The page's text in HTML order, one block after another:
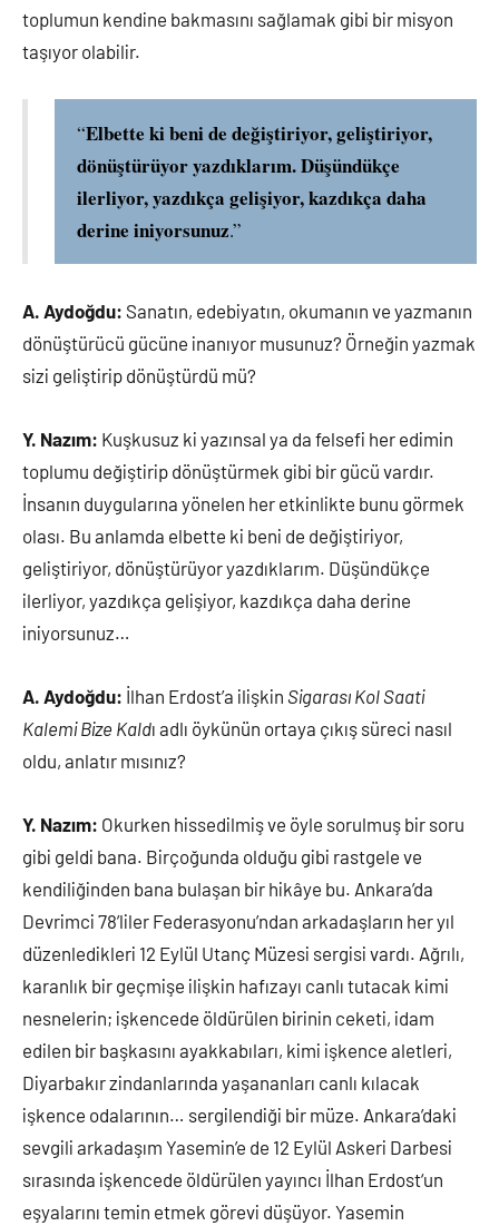
toplumun kendine bakmasını sağlamak gibi bir misyon
taşıyor olabilir.
“Elbette ki beni de değiştiriyor, geliştiriyor,
dönüştürüyor yazdıklarım. Düşündükçe
ilerliyor, yazdıkça gelişiyor, kazdıkça daha
derine iniyorsunuz.”
A. Aydoğdu: Sanatın, edebiyatın, okumanın ve yazmanın
dönüştürücü gücüne inanıyor musunuz? Örneğin yazmak
sizi geliştirip dönüştürdü mü?
Y. Nazım: Kuşkusuz ki yazınsal ya da felsefi her edimin
toplumu değiştirip dönüştürmek gibi bir gücü vardır.
İnsanın duygularına yönelen her etkinlikte bunu görmek
olası. Bu anlamda elbette ki beni de değiştiriyor,
geliştiriyor, dönüştürüyor yazdıklarım. Düşündükçe
ilerliyor, yazdıkça gelişiyor, kazdıkça daha derine
iniyorsunuz…
A. Aydoğdu: İlhan Erdost’a ilişkin Sigarası Kol Saati
Kalemi Bize Kaldı adlı öykünün ortaya çıkış süreci nasıl
oldu, anlatır mısınız?
Y. Nazım: Okurken hissedilmiş ve öyle sorulmuş bir soru
gibi geldi bana. Birçoğunda olduğu gibi rastgele ve
kendiliğinden bana bulaşan bir hikâye bu. Ankara’da
Devrimci 78’liler Federasyonu’ndan arkadaşların her yıl
düzenledikleri 12 Eylül Utanç Müzesi sergisi vardı. Ağrılı,
karanlık bir geçmişe ilişkin hafızayı canlı tutacak kimi
nesnelerin; işkencede öldürülen birinin ceketi, idam
edilen bir başkasını ayakkabıları, kimi işkence aletleri,
Diyarbakır zindanlarında yaşananları canlı kılacak
işkence odalarının… sergilendiği bir müze. Ankara’daki
sevgili arkadaşım Yasemin’e de 12 Eylül Askeri Darbesi
sırasında işkencede öldürülen yayıncı İlhan Erdost‘un
eşyalarını temin etmek görevi düşüyor. Yasemin